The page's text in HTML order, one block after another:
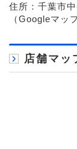
住所：千葉市
（Googleマッ
店舗マッ